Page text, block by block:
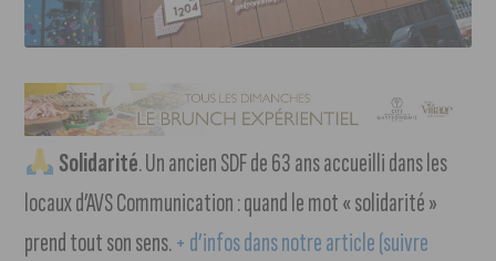
Solidarité. Un ancien SDF de 63 ans accueilli dans les
locaux d’AVS Communication : quand le mot « solidarité »
prend tout son sens.+ d’infos dans notre article (suivre